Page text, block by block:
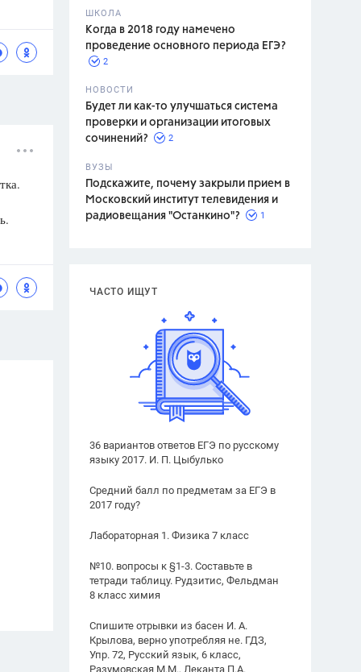
ШКОЛА
Когда в 2018 году намечено
проведение основного периода ЕГЭ?
2
НОВОСТИ
Будет ли как-то улучшаться система
проверки и организации итоговых
сочинений?
2
ВУЗЫ
Подскажите, почему закрыли прием в
Московский институт телевидения и
радиовещания "Останкино"?
1
ЧАСТО ИЩУТ
36 вариантов ответов ЕГЭ по русскому
языку 2017. И. П. Цыбулько
Средний балл по предметам за ЕГЭ в
2017 году?
Лабораторная 1. Физика 7 класс
№10. вопросы к §1-3. Составьте в
тетради таблицу. Рудзитис, Фельдман
8 класс химия
Спишите отрывки из басен И. А.
Крылова, верно употребляя не. ГДЗ,
Упр. 72, Русский язык, 6 класс,
Разумовская М.М., Леканта П.А.